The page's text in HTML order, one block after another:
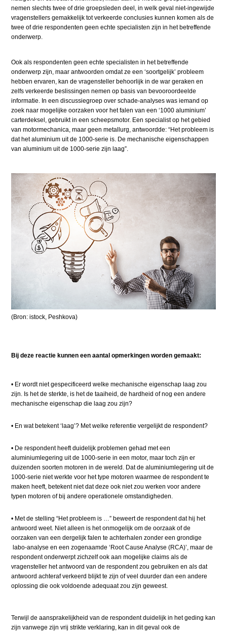
nemen slechts twee of drie groepsleden deel, in welk geval niet-ingewijde
vragenstellers gemakkelijk tot verkeerde conclusies kunnen komen als de
twee of drie respondenten geen echte specialisten zijn in het betreffende
onderwerp.
Ook als respondenten geen echte specialisten in het betreffende
onderwerp zijn, maar antwoorden omdat ze een ‘soortgelijk’ probleem
hebben ervaren, kan de vragensteller behoorlijk in de war geraken en
zelfs verkeerde beslissingen nemen op basis van bevooroordeelde
informatie. In een discussiegroep over schade-analyses was iemand op
zoek naar mogelijke oorzaken voor het falen van een ‘1000 aluminium’
carterdeksel, gebruikt in een scheepsmotor. Een specialist op het gebied
van motormechanica, maar geen metallurg, antwoordde: “Het probleem is
dat het aluminium uit de 1000-serie is. De mechanische eigenschappen
van aluminium uit de 1000-serie zijn laag”.
(Bron: istock, Peshkova)
Bij deze reactie kunnen een aantal opmerkingen worden gemaakt:
• Er wordt niet gespecificeerd welke mechanische eigenschap laag zou
zijn. Is het de sterkte, is het de taaiheid, de hardheid of nog een andere
mechanische eigenschap die laag zou zijn?
• En wat betekent ‘laag’? Met welke referentie vergelijkt de respondent?
• De respondent heeft duidelijk problemen gehad met een
aluminiumlegering uit de 1000-serie in een motor, maar toch zijn er
duizenden soorten motoren in de wereld. Dat de aluminiumlegering uit de
1000-serie niet werkte voor het type motoren waarmee de respondent te
maken heeft, betekent niet dat deze ook niet zou werken voor andere
typen motoren of bij andere operationele omstandigheden.
• Met de stelling “Het probleem is …” beweert de respondent dat hij het
antwoord weet. Niet alleen is het onmogelijk om de oorzaak of de
oorzaken van een dergelijk falen te achterhalen zonder een grondige
labo-analyse en een zogenaamde ‘Root Cause Analyse (RCA)’, maar de
respondent onderwerpt zichzelf ook aan mogelijke claims als de
vragensteller het antwoord van de respondent zou gebruiken en als dat
antwoord achteraf verkeerd blijkt te zijn of veel duurder dan een andere
oplossing die ook voldoende adequaat zou zijn geweest.
Terwijl de aansprakelijkheid van de respondent duidelijk in het geding kan
zijn vanwege zijn vrij strikte verklaring, kan in dit geval ook de